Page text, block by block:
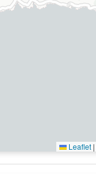
Leaflet |